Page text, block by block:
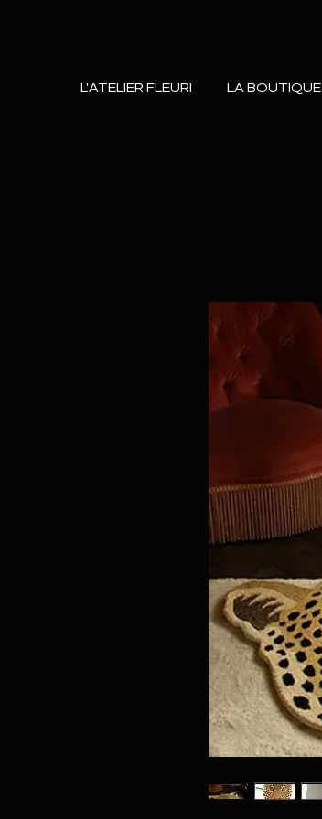
L'ATELIER FLEURI LA BOUTIQUE